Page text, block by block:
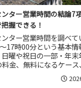
ター営業時間の結論7
握できる！
ター営業時間を調べて
17時00分という基本情
曜や祝日の一部・年末
金、無料になるケース
ないごみの注意点まで
分したい人が、出発前